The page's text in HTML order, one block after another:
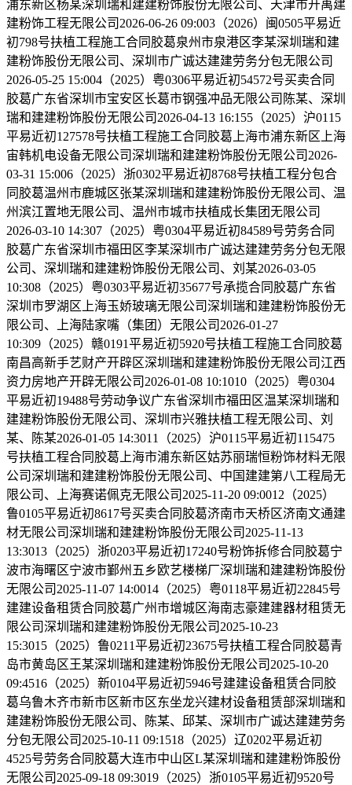
浦东新区杨某深圳瑞和建建粉饰股份无限公司、天津市开禹建
建粉饰工程无限公司2026-06-26 09:003（2026）闽0505平易近
初798号扶植工程施工合同胶葛泉州市泉港区李某深圳瑞和建
建粉饰股份无限公司、深圳市广诚达建建劳务分包无限公司
2026-05-25 15:004（2025）粤0306平易近初54572号买卖合同
胶葛广东省深圳市宝安区长葛市钢强冲品无限公司陈某、深圳
瑞和建建粉饰股份无限公司2026-04-13 16:155（2025）沪0115
平易近初127578号扶植工程施工合同胶葛上海市浦东新区上海
宙韩机电设备无限公司深圳瑞和建建粉饰股份无限公司2026-
03-31 15:006（2025）浙0302平易近初8768号扶植工程分包合
同胶葛温州市鹿城区张某深圳瑞和建建粉饰股份无限公司、温
州滨江置地无限公司、温州市城市扶植成长集团无限公司
2026-03-10 14:307（2025）粤0304平易近初84589号劳务合同
胶葛广东省深圳市福田区李某深圳市广诚达建建劳务分包无限
公司、深圳瑞和建建粉饰股份无限公司、刘某2026-03-05
10:308（2025）粤0303平易近初35677号承揽合同胶葛广东省
深圳市罗湖区上海玉娇玻璃无限公司深圳瑞和建建粉饰股份无
限公司、上海陆家嘴（集团）无限公司2026-01-27
10:309（2025）赣0191平易近初5920号扶植工程施工合同胶葛
南昌高新手艺财产开辟区深圳瑞和建建粉饰股份无限公司江西
资力房地产开辟无限公司2026-01-08 10:1010（2025）粤0304
平易近初19488号劳动争议广东省深圳市福田区温某深圳瑞和
建建粉饰股份无限公司、深圳市兴雅扶植工程无限公司、刘
某、陈某2026-01-05 14:3011（2025）沪0115平易近初115475
号扶植工程合同胶葛上海市浦东新区姑苏丽瑞恒粉饰材料无限
公司深圳瑞和建建粉饰股份无限公司、中国建建第八工程局无
限公司、上海赛诺佩克无限公司2025-11-20 09:0012（2025）
鲁0105平易近初8617号买卖合同胶葛济南市天桥区济南文通建
材无限公司深圳瑞和建建粉饰股份无限公司2025-11-13
13:3013（2025）浙0203平易近初17240号粉饰拆修合同胶葛宁
波市海曙区宁波市鄞州五乡欧艺楼梯厂深圳瑞和建建粉饰股份
无限公司2025-11-07 14:0014（2025）粤0118平易近初22845号
建建设备租赁合同胶葛广州市增城区海南志豪建建器材租赁无
限公司深圳瑞和建建粉饰股份无限公司2025-10-23
15:3015（2025）鲁0211平易近初23675号扶植工程合同胶葛青
岛市黄岛区王某深圳瑞和建建粉饰股份无限公司2025-10-20
09:4516（2025）新0104平易近初5946号建建设备租赁合同胶
葛乌鲁木齐市新市区新市区东坐龙兴建材设备租赁部深圳瑞和
建建粉饰股份无限公司、陈某、邱某、深圳市广诚达建建劳务
分包无限公司2025-10-11 09:1518（2025）辽0202平易近初
4525号劳务合同胶葛大连市中山区L某深圳瑞和建建粉饰股份
无限公司2025-09-18 09:3019（2025）浙0105平易近初9520号